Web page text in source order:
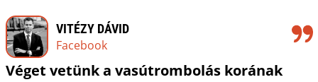
VITÉZY DÁVID
Facebook
Véget vetünk a vasútrombolás korának